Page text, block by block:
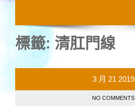
標籤: 清肛門線
3 月 21 2019
NO COMMENTS